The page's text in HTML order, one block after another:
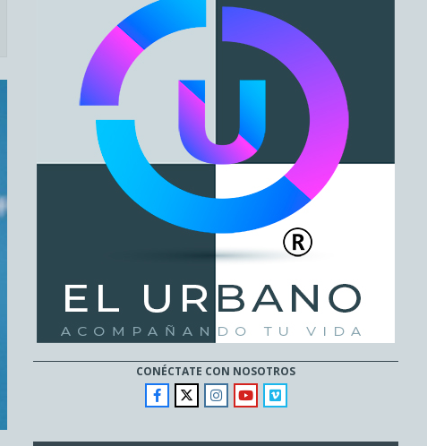
CONÉCTATE CON NOSOTROS